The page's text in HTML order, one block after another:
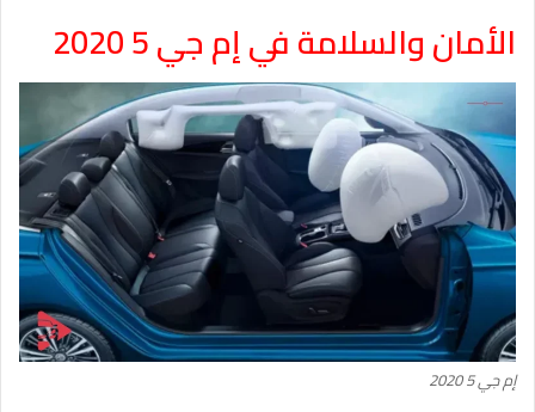
الأمان والسلامة في إم جي 5 2020
إم جي 5 2020